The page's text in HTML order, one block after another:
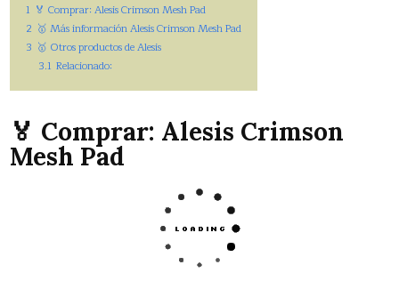
1 🏅 Comprar: Alesis Crimson Mesh Pad
2 🥇 Más información Alesis Crimson Mesh Pad
3 🥇 Otros productos de Alesis
3.1 Relacionado:
🏅 Comprar: Alesis Crimson
Mesh Pad